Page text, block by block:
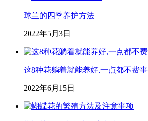
球兰的四季养护方法
2022年5月3日
这8种花躺着就能养好,一点都不费事
2022年6月15日